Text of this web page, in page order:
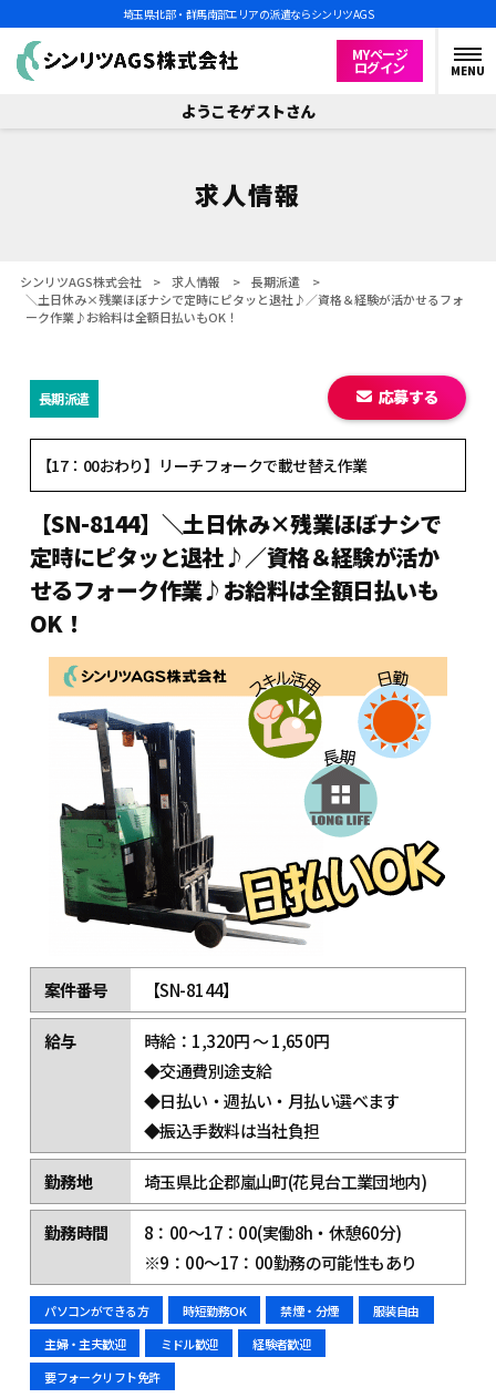
埼玉県北部・群馬南部エリアの派遣ならシンリツAGS
MYページ
ログイン MENU
ようこそゲストさん
求人情報
シンリツAGS株式会社 > 求人情報 > 長期派遣>
＼土日休み×残業ほぼナシで定時にピタッと退社♪／資格＆経験が活かせるフォ
ーク作業♪お給料は全額日払いもOK！
【SN-8144】＼土日休み×残業ほぼナシで
定時にピタッと退社♪／資格＆経験が活か
せるフォーク作業♪お給料は全額日払いも
OK！
【17：00おわり】リーチフォークで載せ替え作業
長期派遣 応募する
案件番号 【SN-8144】
給与
時給：1,320円 ～ 1,650円
◆交通費別途支給
◆日払い・週払い・月払い選べます
◆振込手数料は当社負担
勤務地 埼玉県比企郡嵐山町(花見台工業団地内)
勤務時間
8：00～17：00(実働8h・休憩60分)
※9：00～17：00勤務の可能性もあり
パソコンができる方 時短勤務OK 禁煙・分煙
服装自由
主婦・主夫歓迎
ミドル歓迎
経験者歓迎
要フォークリフト免許